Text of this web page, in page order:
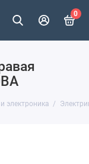
0
электроника